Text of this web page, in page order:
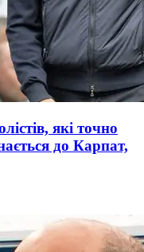
які точно
до Карпат,